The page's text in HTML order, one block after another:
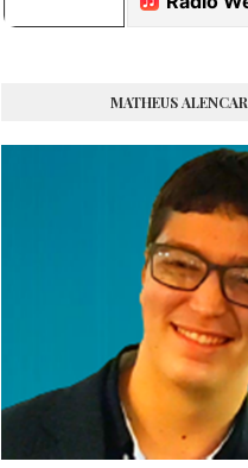
MATHEUS ALENCAR